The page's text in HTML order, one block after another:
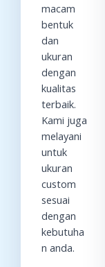
macam
bentuk
dan
ukuran
dengan
kualitas
terbaik.
Kami juga
melayani
untuk
ukuran
custom
sesuai
dengan
kebutuha
n anda.